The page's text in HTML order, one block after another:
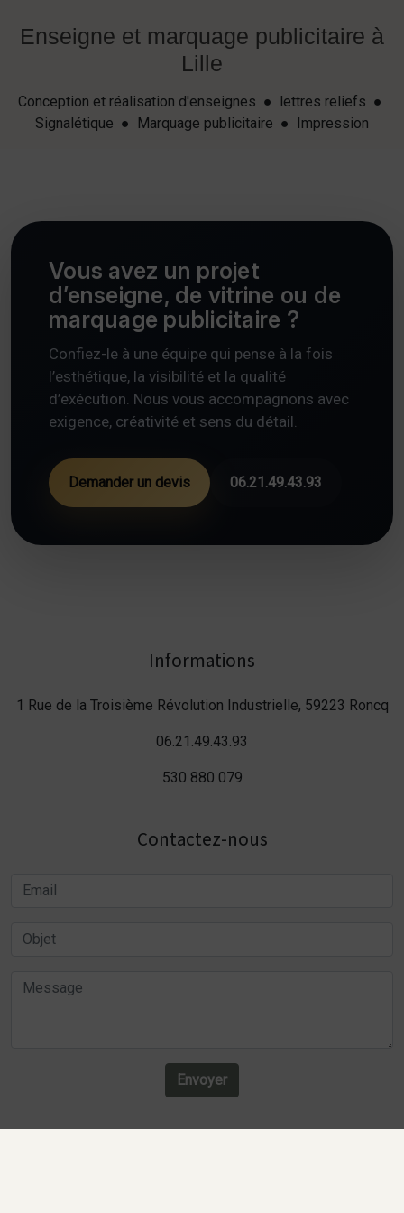
Enseigne et marquage publicitaire à
Lille
Conception et réalisation d'enseignes ● lettres reliefs ●
Signalétique ● Marquage publicitaire ● Impression
Vous avez un projet
d’enseigne, de vitrine ou de
marquage publicitaire ?
Confiez-le à une équipe qui pense à la fois
l’esthétique, la visibilité et la qualité
d’exécution. Nous vous accompagnons avec
exigence, créativité et sens du détail.
Demander un devis 06.21.49.43.93
Informations
1 Rue de la Troisième Révolution Industrielle, 59223 Roncq
06.21.49.43.93
530 880 079
Contactez-nous
Envoyer